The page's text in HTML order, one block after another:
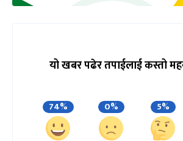
यो खबर पढेर तपाईलाई कस्तो
74% 0% 5%